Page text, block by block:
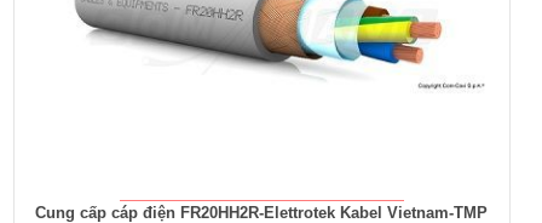
Cung cấp cáp điện FR20HH2R-Elettrotek Kabel Vietnam-TMP